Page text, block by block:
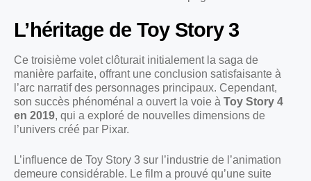
L’héritage de Toy Story 3
Ce troisième volet clôturait initialement la saga de
manière parfaite, offrant une conclusion satisfaisante à
l’arc narratif des personnages principaux. Cependant,
son succès phénoménal a ouvert la voie à Toy Story 4
en 2019, qui a exploré de nouvelles dimensions de
l’univers créé par Pixar.
L’influence de Toy Story 3 sur l’industrie de l’animation
demeure considérable. Le film a prouvé qu’une suite